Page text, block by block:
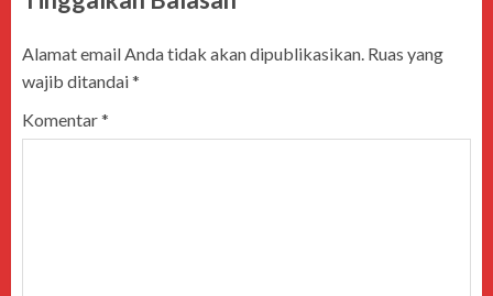
Alamat email Anda tidak akan dipublikasikan. Ruas yang
wajib ditandai*
Komentar*